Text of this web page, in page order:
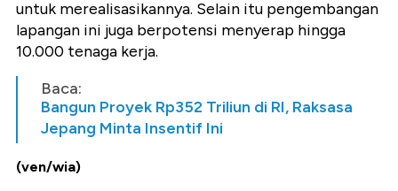
untuk merealisasikannya. Selain itu pengembangan
lapangan ini juga berpotensi menyerap hingga
10.000 tenaga kerja.
Baca:
Bangun Proyek Rp352 Triliun di RI, Raksasa
Jepang Minta Insentif Ini
(ven/wia)